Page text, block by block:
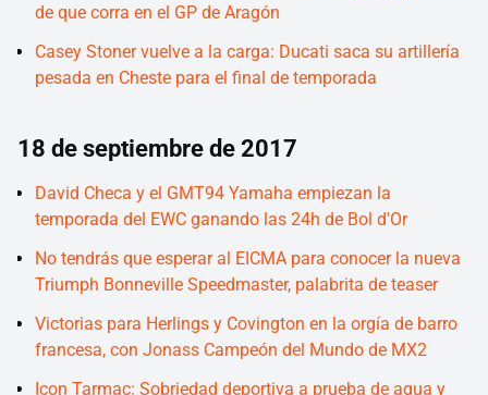
de que corra en el GP de Aragón
Casey Stoner vuelve a la carga: Ducati saca su artillería
pesada en Cheste para el final de temporada
18 de septiembre de 2017
David Checa y el GMT94 Yamaha empiezan la
temporada del EWC ganando las 24h de Bol d'Or
No tendrás que esperar al EICMA para conocer la nueva
Triumph Bonneville Speedmaster, palabrita de teaser
Victorias para Herlings y Covington en la orgía de barro
francesa, con Jonass Campeón del Mundo de MX2
Icon Tarmac: Sobriedad deportiva a prueba de agua y